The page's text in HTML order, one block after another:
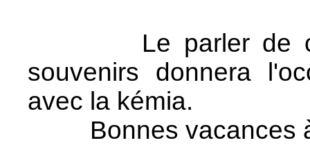
Le parler de
souvenirs donnera
avec la kémia.
Bonnes vacances à